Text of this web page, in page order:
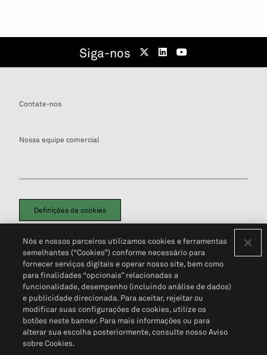
Siga-nos
Contate-nos
Nossa equipe comercial
Definições de cookies
Política de PrivacidadePortal de privacidade do cliente (em inglês)
Não Venda Minhas Informações Pessoais© 2026 S&P Global
Nós e nossos parceiros utilizamos cookies e ferramentas
semelhantes (“Cookies”) conforme necessário para
fornecer serviços digitais e operar nosso site, bem como
para finalidades “opcionais” relacionadas a
funcionalidade, desempenho (incluindo análise de dados)
e publicidade direcionada. Para aceitar, rejeitar ou
modificar suas configurações de cookies, utilize os
botões neste banner. Para mais informações ou para
alterar sua escolha posteriormente, consulte nosso Aviso
sobre Cookies.